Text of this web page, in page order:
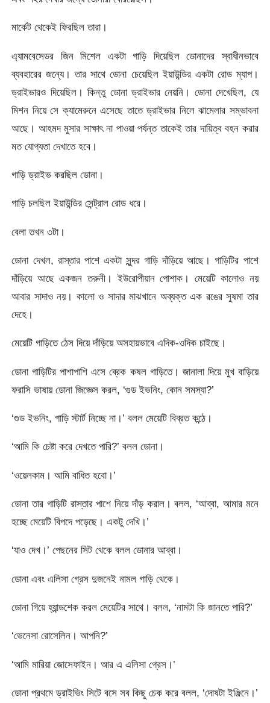
মার্কেট থেকেই ফিরছিল তারা।
এ্যামবেসেডর জিন মিশেল একটা গাড়ি দিয়েছিল ডোনাদের স্বাধীনভাবে
ব্যবহারের জন্যে। তার সাথে ডোনা চেয়েছিল ইয়াউন্ডির একটা রোড ম্যাপ।
ড্রাইভারও দিয়েছিল। কিন্তু ডোনা ড্রাইভার নেয়নি। ডোনা দেখেছিল, যে
মিশন নিয়ে সে ক্যামেরুনে এসেছে তাতে ড্রাইভার নিলে ঝামেলার সম্ভাবনা
আছে। আহমদ মুসার সাক্ষাৎ না পাওয়া পর্যন্ত তাকেই তার দায়িত্ব বহন করার
মত যোগ্যতা দেখাতে হবে।
গাড়ি ড্রাইভ করছিল ডোনা।
গাড়ি চলছিল ইয়াউন্ডির সেন্ট্রাল রোড ধরে।
বেলা তখন ৩টা।
ডোনা দেখল, রাস্তার পাশে একটা সুন্দর গাড়ি দাঁড়িয়ে আছে। গাড়িটির পাশে
দাঁড়িয়ে আছে একজন তরুনী। ইউরোপীয়ান পোশাক। মেয়েটি কালোও নয়
আবার সাদাও নয়। কালো ও সাদার মাঝখানে অব্যক্ত এক রঙের সুষমা তার
দেহে।
মেয়েটি গাড়িতে ঠেস দিয়ে দাঁড়িয়ে অসহায়ভাবে এদিক-ওদিক চাইছে।
ডোনা গাড়িটির পাশাপাশি এসে ব্রেক কষল গাড়িতে। জানালা দিয়ে মুখ বাড়িয়ে
ফরাসি ভাষায় ডোনা জিজ্ঞেস করল, ‘গুড ইভনিং, কোন সমস্যা?’
‘গুড ইভনিং, গাড়ি স্টার্ট নিচ্ছে না।’ বলল মেয়েটি বিব্রত কন্ঠে।
‘আমি কি চেষ্টা করে দেখতে পারি?’ বলল ডোনা।
‘ওয়েলকাম। আমি বাধিত হবো।’
ডোনা তার গাড়িটি রাস্তার পাশে নিয়ে দাঁড় করাল। বলল, ‘আব্বা, আমার মনে
হচ্ছে মেয়েটি বিপদে পড়েছে। একটু দেখি।’
‘যাও দেখ।’ পেছনের সিট থেকে বলল ডোনার আব্বা।
ডোনা এবং এলিসা গ্রেস দুজনেই নামল গাড়ি থেকে।
ডোনা গিয়ে হ্যান্ডশেক করল মেয়েটির সাথে। বলল, ‘নামটা কি জানতে পারি?’
‘ভেনেসা রোসেলিন। আপনি?’
‘আমি মারিয়া জোসেফাইন। আর এ এলিসা গ্রেস।’
ডোনা প্রথমে ড্রাইভিং সিটে বসে সব কিছু চেক করে বলল, ‘দোষটা ইঞ্জিনে।’